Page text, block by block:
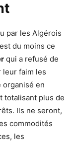
par les Algérois
du moins ce
qui a refusé de
leur faim les
organisé en
totalisant plus de
Ils ne seront,
commodités
les